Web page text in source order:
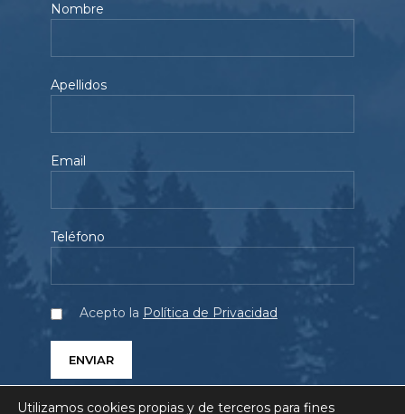
Nombre
Apellidos
Email
Teléfono
Acepto la Política de Privacidad
Utilizamos cookies propias y de terceros para fines